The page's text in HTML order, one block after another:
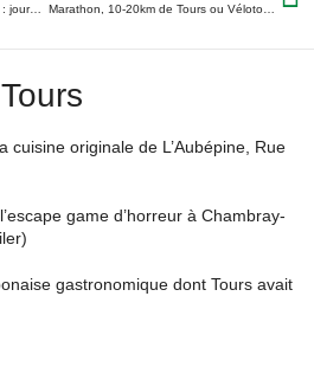
Des stands et des infos à la pelle : journée portes ouvertes samedi à l’Université et aux écoles du CHU de Tours Marathon, 10-20km de Tours ou Vélotour : inscriptions ouvertes pour les événements sportifs et ludiques de l’année
cuisine originale de L’Aubépine, Rue
game d’horreur à Chambray-
gastronomique dont Tours avait